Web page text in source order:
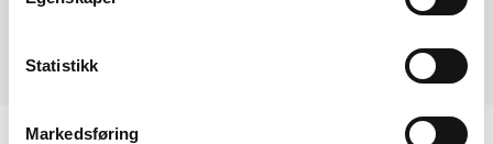
Statistikk
Markedsføring